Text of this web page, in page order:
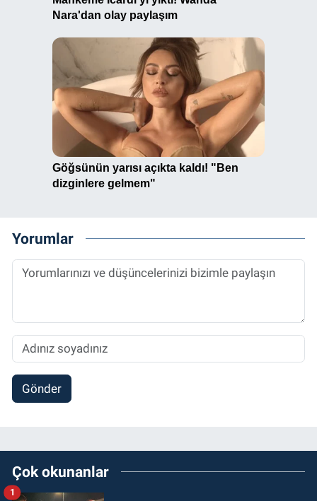
Yorumlar
Gönder
Çok okunanlar
1